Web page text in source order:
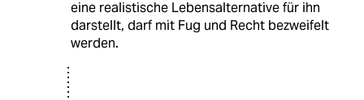
eine realistische Lebensalternative für ihn
darstellt, darf mit Fug und Recht bezweifelt
werden.